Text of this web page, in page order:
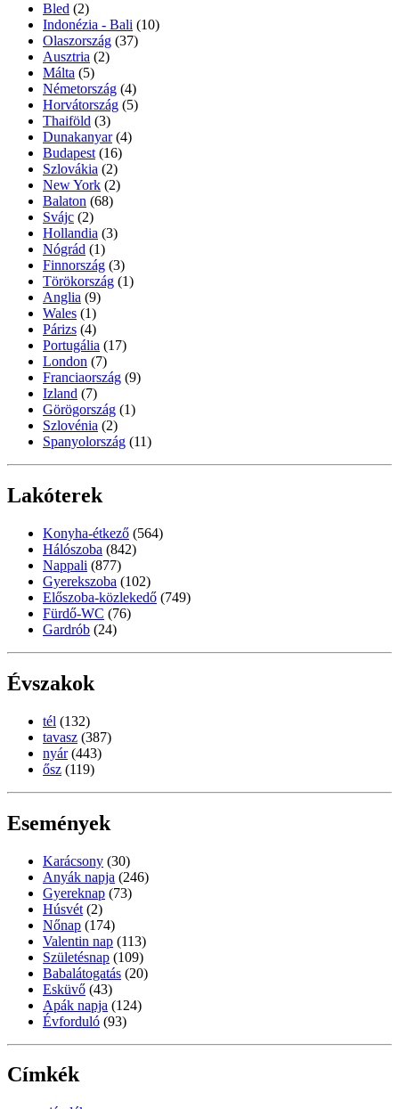
Bled (2)
Indonézia - Bali (10)
Olaszország (37)
Ausztria (2)
Málta (5)
Németország (4)
Horvátország (5)
Thaiföld (3)
Dunakanyar (4)
Budapest (16)
Szlovákia (2)
New York (2)
Balaton (68)
Svájc (2)
Hollandia (3)
Nógrád (1)
Finnország (3)
Törökország (1)
Anglia (9)
Wales (1)
Párizs (4)
Portugália (17)
London (7)
Franciaország (9)
Izland (7)
Görögország (1)
Szlovénia (2)
Spanyolország (11)
Lakóterek
Konyha-étkező (564)
Hálószoba (842)
Nappali (877)
Gyerekszoba (102)
Előszoba-közlekedő (749)
Fürdő-WC (76)
Gardrób (24)
Évszakok
tél (132)
tavasz (387)
nyár (443)
ősz (119)
Események
Karácsony (30)
Anyák napja (246)
Gyereknap (73)
Húsvét (2)
Nőnap (174)
Valentin nap (113)
Születésnap (109)
Babalátogatás (20)
Esküvő (43)
Apák napja (124)
Évforduló (93)
Címkék